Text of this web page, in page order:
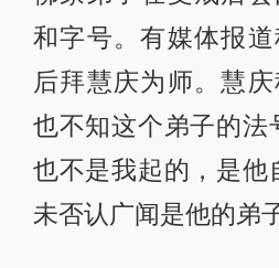
和字号。有媒体报
后拜慧庆为师。慧
也不知这个弟子的法
也不是我起的，是他
未否认广闻是他的弟子